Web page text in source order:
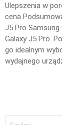
Ulepszenia w
cena
J5 Pro
Galaxy J5 Pro.
go idealnym
wydajnego
Szukaj: